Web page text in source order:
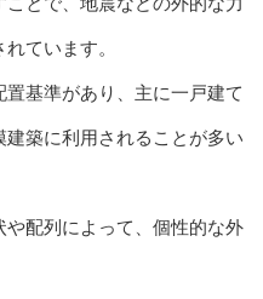
ています。
基準があり、主に一戸建て
築に利用されることが多い
配列によって、個性的な外